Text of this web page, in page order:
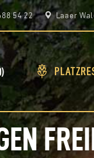
54 22 Laaer